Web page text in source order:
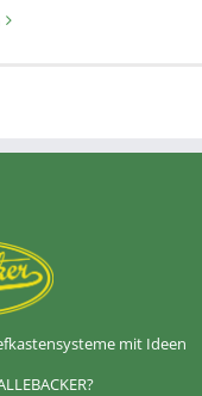
mit Ideen